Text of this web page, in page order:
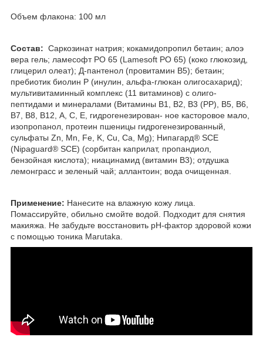
Объем флакона: 100 мл
Состав: Саркозинат натрия; кокамидопропил бетаин; алоэ
вера гель; ламесофт РО 65 (Lamesoft РО 65) (коко глюкозид,
глицерил олеат); Д-пантенол (провитамин В5); бетаин;
пребиотик биолин Р (инулин, альфа-глюкан олигосахарид);
мультивитаминный комплекс (11 витаминов) с олиго-
пептидами и минералами (Витамины В1, В2, В3 (РР), B5, B6,
B7, B8, B12, А, С, Е, гидрогенезирован- ное касторовое мало,
изопропанол, протеин пшеницы гидрогенезированный,
сульфаты Zn, Mn, Fe, K, Cu, Ca, Mg); Нипагард® SCE
(Nipaguard® SCE) (сорбитан каприлат, пропандиол,
бензойная кислота); ниацинамид (витамин В3); отдушка
лемонграсс и зеленый чай; аллантоин; вода очищенная.
Применение: Нанесите на влажную кожу лица.
Помассируйте, обильно смойте водой. Подходит для снятия
макияжа. Не забудьте восстановить рН-фактор здоровой кожи
с помощью тоника Marutaka.